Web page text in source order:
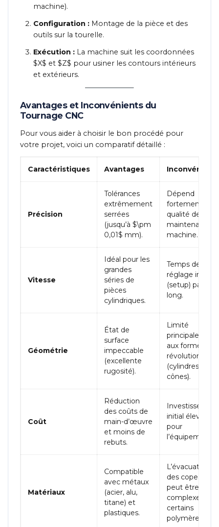
machine).
Configuration : Montage de la pièce et des
outils sur la tourelle.
Exécution : La machine suit les coordonnées
$X$ et$Z$ pour usiner les contours intérieurs
et extérieurs.
Avantages et Inconvénients du
Tournage CNC
Pour vous aider à choisir le bon procédé pour
votre projet, voici un comparatif détaillé :
Caractéristiques Avantages
Précision
Tolérances
extrêmement
serrées
(jusqu’à $\pm
0,01$ mm).
Dépend
fortement de
qualité de la
maintenance
machine.
Vitesse
Idéal pour les
grandes
séries de
pièces
cylindriques.
Temps de
réglage initial
(setup) parfois
long.
Géométrie
État de
surface
impeccable
(excellente
rugosité).
Limité
principalement
aux formes de
révolution
(cylindres,
cônes).
Coût
Réduction
des coûts de
main-d’œuvre
et moins de
rebuts.
initial élevé
pour
l’équipement.
Matériaux
Compatible
avec métaux
(acier, alu,
titane) et
plastiques.
L’évacuation
des copeaux
peut être
complexe sur
certains
polymères.